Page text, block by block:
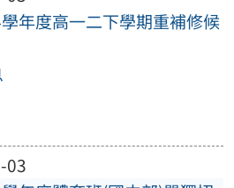
年度高一二下學期重補修候
03